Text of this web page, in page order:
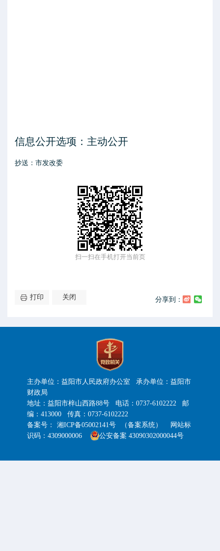
信息公开选项：主动公开
抄送：市发改委
扫一扫在手机打开当前页
打印 关闭 分享到：
主办单位：益阳市人民政府办公室 承办单位：益阳市
财政局
地址：益阳市梓山西路88号 电话：0737-6102222 邮
编：413000 传真：0737-6102222
备案号：
湘ICP备05002141号 （备案系统）
网站标
识码：4309000006
公安备案 43090302000044号